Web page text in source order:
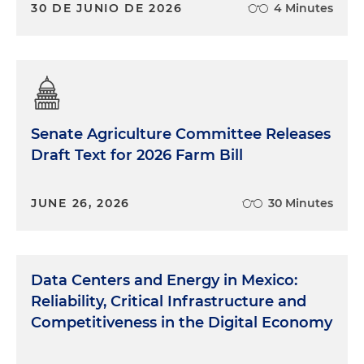
adecuadamente estas inversiones. Necesitamos
sponsors que cuenten con las capacidades para
particularmente no se han hecho tantos proyectos
históricamente, por lo menos de gran tamaño,
compañías con la experiencia adecuada para
estos retos es precisamente esas asociaciones
público privadas que van a permitir que traigamos
personas con experiencia a desarrollar estos
proyectos, que traigamos los recursos que se
30 DE JUNIO DE 2026 4 Minutes
Senate Agriculture Committee Releases
Draft Text for 2026 Farm Bill
JUNE 26, 2026 30 Minutes
Data Centers and Energy in Mexico:
Reliability, Critical Infrastructure and
Competitiveness in the Digital Economy